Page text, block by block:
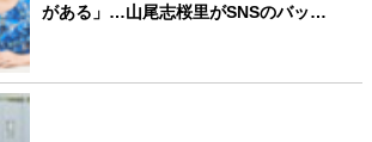
がある」…山尾志桜里がSNSのバッ…